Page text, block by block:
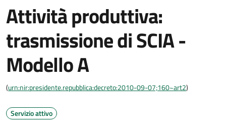
Attività produttiva:
trasmissione di SCIA -
Modello A
(urn:nir:presidente.repubblica:decreto:2010-09-07;160~art2)
Servizio attivo